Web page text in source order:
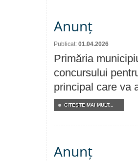
Anunț
Publicat: 01.04.2026
Primăria
concursului
principal care va
CITEŞTE MAI MULT...
Anunț